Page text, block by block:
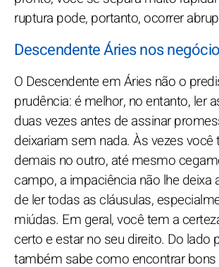
ruptura pode, portanto, ocorrer
Descendente Áries nos
O Descendente em Áries não o
prudência: é melhor, no entanto, ler
duas vezes antes de assinar
deixariam sem nada. Às vezes você
demais no outro, até mesmo
campo, a impaciência não lhe deixa
de ler todas as cláusulas,
miúdas. Em geral, você tem a
certo e estar no seu direito. Do lado
também sabe como encontrar